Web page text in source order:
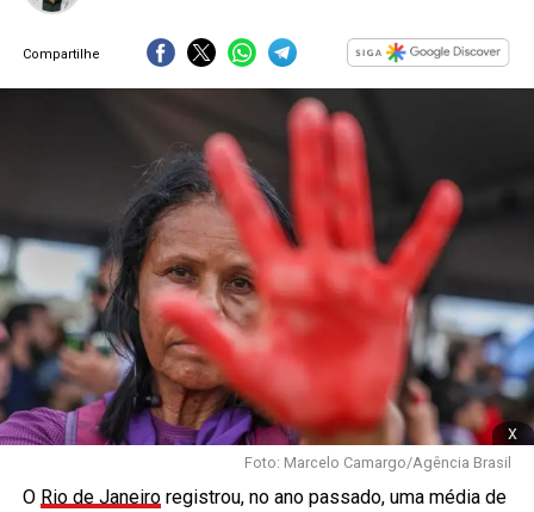
Compartilhe
x
Foto: Marcelo Camargo/Agência Brasil
O Rio de Janeiroregistrou, no ano passado, uma média de